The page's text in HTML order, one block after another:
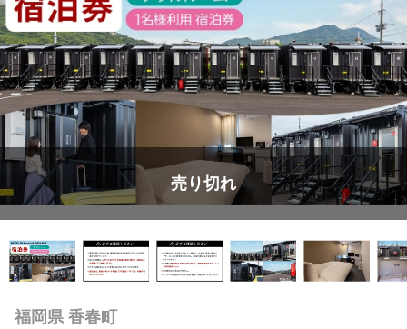
売り切れ
福岡県 香春町